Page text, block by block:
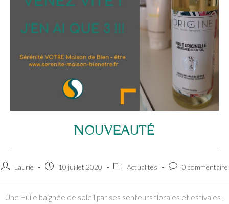
NOUVEAUTÉ
Auteur/autrice
publication :
Laurie
Publication
10 juillet 2020
PostActualités
Commentaires
publication :
0 commentaire
Une Huile baignée de soleil par ses senteurs florales et estivales ,